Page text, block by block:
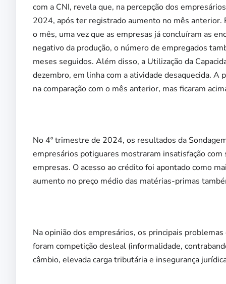
com a CNI, revela que, na percepção dos
2024, após ter registrado aumento no mês anterior.
o mês, uma vez que as empresas já concluíram as
negativo da produção, o número de empregados
meses seguidos. Além disso, a Utilização da
dezembro, em linha com a atividade desaquecida.
na comparação com o mês anterior, mas ficaram
No 4º trimestre de 2024, os resultados da
empresários potiguares mostraram insatisfação
empresas. O acesso ao crédito foi apontado como
aumento no preço médio das matérias-primas
Na opinião dos empresários, os principais
foram competição desleal (informalidade,
câmbio, elevada carga tributária e insegurança